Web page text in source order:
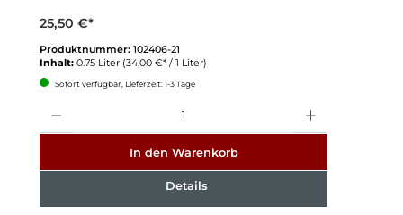
25,50 €*
Produktnummer: 102406-21
Inhalt: 0.75 Liter (34,00 €* / 1 Liter)
Sofort verfügbar, Lieferzeit: 1-3 Tage
In den Warenkorb
Details